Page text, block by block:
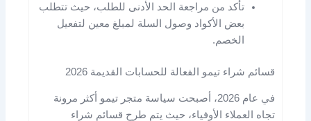
تأكد من مراجعة الحد الأدنى للطلب، حيث تتطلب
بعض الأكواد وصول السلة لمبلغ معين لتفعيل
الخصم.
قسائم شراء تيمو الفعالة للحسابات القديمة 2026
في عام 2026، أصبحت سياسة متجر تيمو أكثر مرونة
تجاه العملاء الأوفياء، حيث يتم طرح قسائم شراء